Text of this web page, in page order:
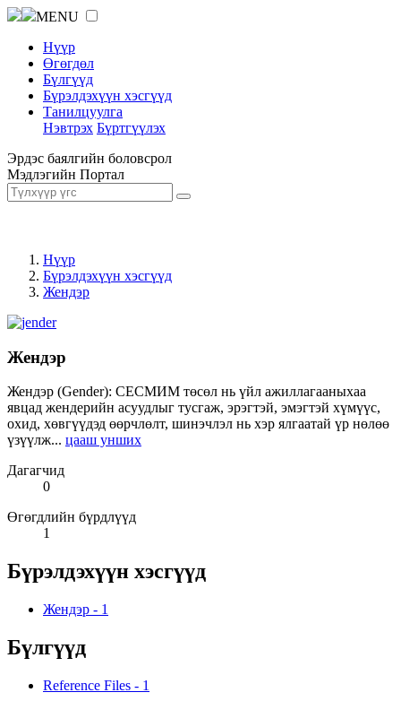
MENU
Нүүр
Өгөгдөл
Бүлгүүд
Бүрэлдэхүүн хэсгүүд
Танилцуулга
Нэвтрэх Бүртгүүлэх
Эрдэс баялгийн боловсрол
Мэдлэгийн Портал
Нүүр
Бүрэлдэхүүн хэсгүүд
Жендэр
Жендэр
Жендэр (Gender): СЕСМИМ төсөл нь үйл ажиллагааныхаа
явцад жендерийн асуудлыг тусгаж, эрэгтэй, эмэгтэй хүмүүс,
охид, хөвгүүдэд өөрчлөлт, шинэчлэл нь хэр ялгаатай үр нөлөө
үзүүлж... цааш унших
Дагагчид
0
Өгөгдлийн бүрдлүүд
1
Бүрэлдэхүүн хэсгүүд
Жендэр - 1
Бүлгүүд
Reference Files - 1